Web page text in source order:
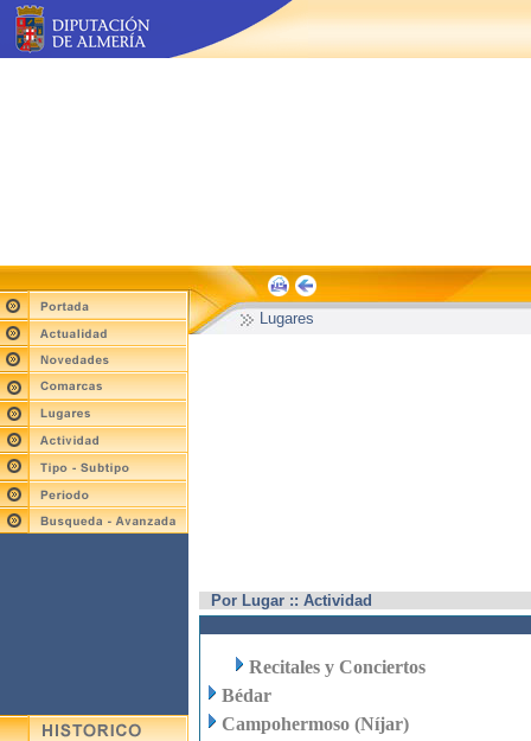
Lugares
Por Lugar :: Actividad
Recitales y Conciertos
Bédar
Campohermoso (Níjar)